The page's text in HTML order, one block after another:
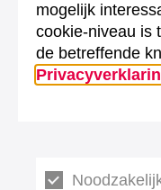
mogelijk
cookie-niveau is
de betreffende